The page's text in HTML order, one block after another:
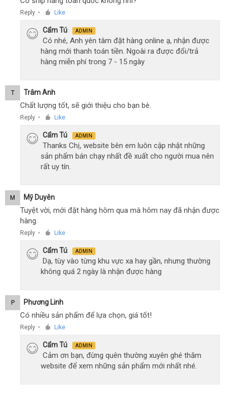
Reply ● Like
Cẩm Tú ADMIN
Có nhé, Anh yên tâm đặt hàng online ạ, nhận được
hàng mới thanh toán tiền. Ngoài ra được đổi/trả
hàng miễn phí trong 7 - 15 ngày
T Trâm Anh
Chất lượng tốt, sẽ giới thiệu cho bạn bè.
Reply ● Like
Cẩm Tú ADMIN
Thanks Chị, website bên em luôn cập nhật những
sản phẩm bán chạy nhất đề xuất cho người mua nên
rất uy tín.
M Mỹ Duyên
Tuyệt vời, mới đặt hàng hôm qua mà hôm nay đã nhận được
hàng.
Reply ● Like
Cẩm Tú ADMIN
Dạ, tùy vào từng khu vực xa hay gần, nhưng thường
không quá 2 ngày là nhận được hàng
P Phương Linh
Có nhiều sản phẩm để lựa chọn, giá tốt!
Reply ● Like
Cẩm Tú ADMIN
Cảm ơn bạn, đừng quên thường xuyên ghé thăm
website để xem những sản phẩm mới nhất nhé.